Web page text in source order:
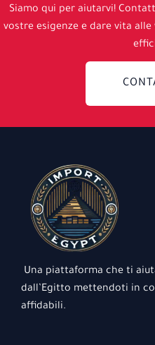
Siamo qui per aiutarvi!
vostre esigenze e dare vita
Una piattaforma che ti
dall’Egitto mettendoti in
affidabili.